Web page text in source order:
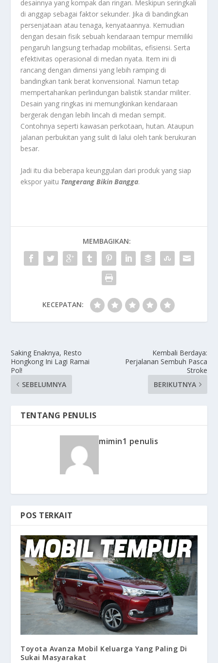
desainnya yang kompak dan ringan. Meskipun seringkali
di anggap sebagai faktor sekunder. Jika di bandingkan
persenjataan atau tenaga, kenyataannya. Kemudian
dengan desain fisik sebuah kendaraan tempur memiliki
pengaruh langsung terhadap mobilitas, efisiensi. Serta
efektivitas operasional di medan nyata. Item ini di
rancang dengan dimensi yang lebih ramping di
bandingkan tank berat konvensional. Namun tetap
mempertahankan perlindungan balistik standar militer.
Desain yang ringkas ini memungkinkan kendaraan
bergerak dengan lebih lincah di medan sempit.
Contohnya seperti kawasan perkotaan, hutan. Ataupun
jalanan perbukitan yang sulit di lalui oleh tank berukuran
besar.
Jadi itu dia beberapa keunggulan dari produk yang siap
ekspor yaitu Tangerang Bikin Bangga.
MEMBAGIKAN:
KECEPATAN:
Saking Enaknya, Resto
Hongkong Ini Lagi Ramai
Pol!
SEBELUMNYA
Kembali Berdaya:
Perjalanan Sembuh Pasca
Stroke
BERIKUTNYA
TENTANG PENULIS
mimin1 penulis
POS TERKAIT
Toyota Avanza Mobil Keluarga Yang Paling Di
Sukai Masyarakat